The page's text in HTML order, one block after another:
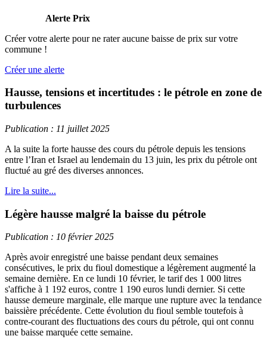
Alerte Prix
Créer votre alerte pour ne rater aucune baisse de prix sur votre
commune !
Créer une alerte
Hausse, tensions et incertitudes : le pétrole en zone de
turbulences
Publication : 11 juillet 2025
A la suite la forte hausse des cours du pétrole depuis les tensions
entre l’Iran et Israel au lendemain du 13 juin, les prix du pétrole ont
fluctué au gré des diverses annonces.
Lire la suite...
Légère hausse malgré la baisse du pétrole
Publication : 10 février 2025
Après avoir enregistré une baisse pendant deux semaines
consécutives, le prix du fioul domestique a légèrement augmenté la
semaine dernière. En ce lundi 10 février, le tarif des 1 000 litres
s'affiche à 1 192 euros, contre 1 190 euros lundi dernier. Si cette
hausse demeure marginale, elle marque une rupture avec la tendance
baissière précédente. Cette évolution du fioul semble toutefois à
contre-courant des fluctuations des cours du pétrole, qui ont connu
une baisse marquée cette semaine.